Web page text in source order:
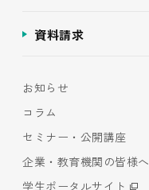
資料請求
お知らせ
コラム
セミナー・公開講座
企業・教育機関の皆様へ
学生ポータルサイト